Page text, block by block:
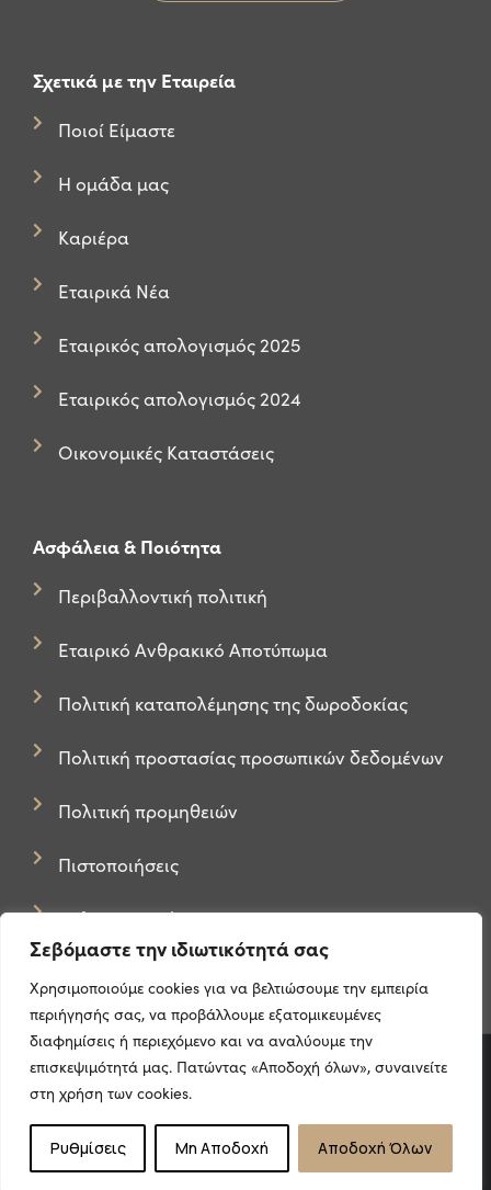
Σεβόμαστε την ιδιωτικότητά σας
Χρησιμοποιούμε cookies για να βελτιώσουμε την εμπειρία
περιήγησής σας, να προβάλλουμε εξατομικευμένες
διαφημίσεις ή περιεχόμενο και να αναλύουμε την
επισκεψιμότητά μας. Πατώντας «Αποδοχή όλων», συναινείτε
στη χρήση των cookies.
Ρυθμίσεις Μη Αποδοχή Αποδοχή Όλων
Σχετικά με την Εταιρεία
Ποιοί Είμαστε
Η ομάδα μας
Καριέρα
Εταιρικά Νέα
Εταιρικός απολογισμός 2025
Εταιρικός απολογισμός 2024
Οικονομικές Καταστάσεις
Ασφάλεια & Ποιότητα
Περιβαλλοντική πολιτική
Εταιρικό Ανθρακικό Αποτύπωμα
Πολιτική καταπολέμησης της δωροδοκίας
Πολιτική προστασίας προσωπικών δεδομένων
Πολιτική προμηθειών
Πιστοποιήσεις
Πολιτική Cookies
© 2024 Break Even Consulting. All Rights Reserved.
Πολιτική Απορρήτου